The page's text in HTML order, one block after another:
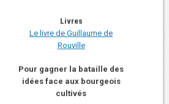
Livres
Le livre de Guillaume de
Rouville
Pour gagner la bataille des
idées face aux bourgeois
cultivés